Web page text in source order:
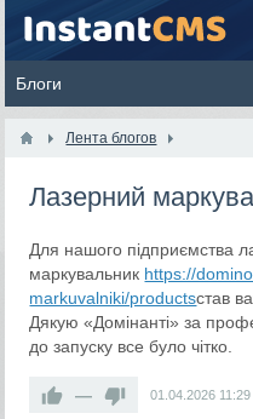
Лента блогов
Лазерний
Для нашого підприємства
маркувальник https://
markuvalniki/productsстав
Дякую «Домінанті» за
до запуску все було чітко.
— 01.04.2026 11:29